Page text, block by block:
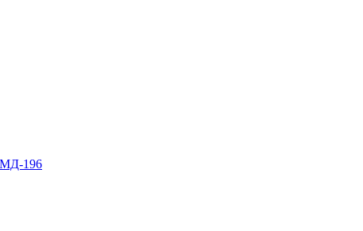
196